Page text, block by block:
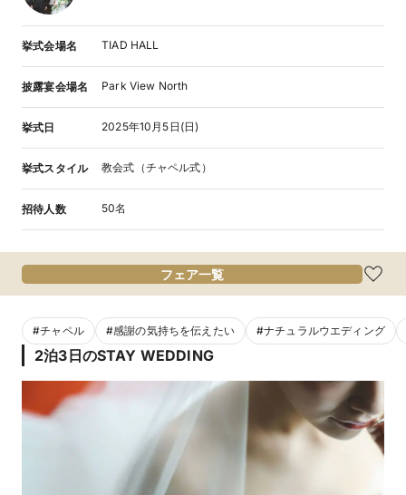
挙式会場名 TIAD HALL
披露宴会場名 Park View North
挙式日 2025年10月5日(日)
挙式スタイル 教会式（チャペル式）
招待人数 50名
フェア一覧
#チャペル #感謝の気持ちを伝えたい #ナチュラルウエディング
2泊3日のSTAY WEDDING